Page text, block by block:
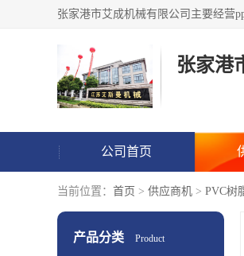
张家港
公司首页
当前位置： 首页 > 供应商机 > PVC树
产品分类 Product